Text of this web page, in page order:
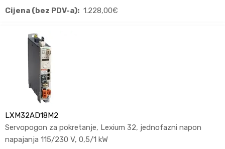
Cijena (bez PDV-a): 1.228,00€
LXM32AD18M2
Servopogon za pokretanje, Lexium 32, jednofazni napon
napajanja 115/230 V, 0,5/1 kW